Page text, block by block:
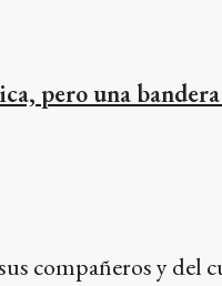
pero una
compañeros y del